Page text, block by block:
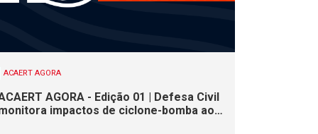
ACAERT AGORA
AGORA - Edição 01 | Defesa Civil
impactos de ciclone-bomba ao